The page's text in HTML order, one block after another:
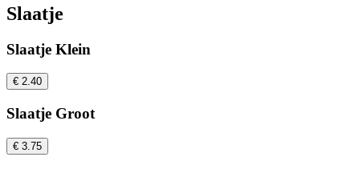
Slaatje
Slaatje Klein
€ 2.40
Slaatje Groot
€ 3.75